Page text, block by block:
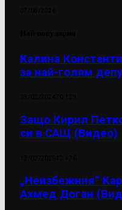
Калина
за най-голям
Защо Кирил
си в САЩ (Видео)
„Неизбежния“
Ахмед Доган